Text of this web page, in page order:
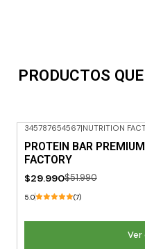
PRODUCTOS
345787654567|NUTRITION
PROTEIN BAR
FACTORY
$29.990$51.990
5.0 (7)
Ver